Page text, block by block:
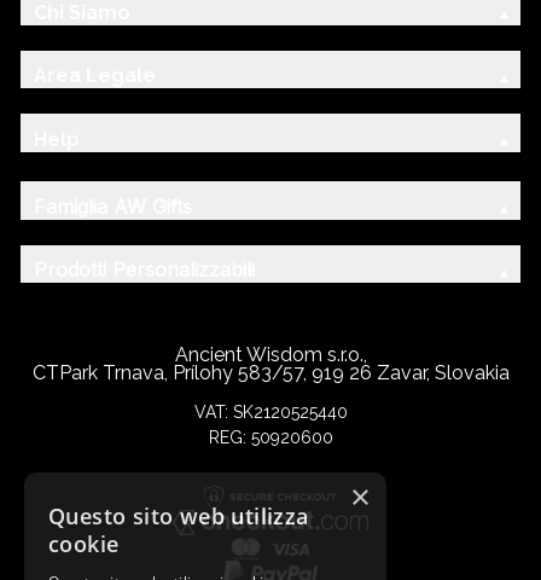
Ancient Wisdom s.r.o.,
CTPark Trnava, Prílohy 583/57, 919 26 Zavar, Slovakia
VAT: SK2120525440
REG: 50920600
×
Questo sito web utilizza
cookie